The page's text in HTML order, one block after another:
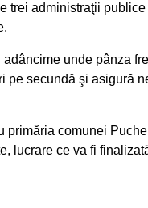
trei administraţii
unde pânza
pe secundă şi asigură
primăria comunei
lucrare ce va fi